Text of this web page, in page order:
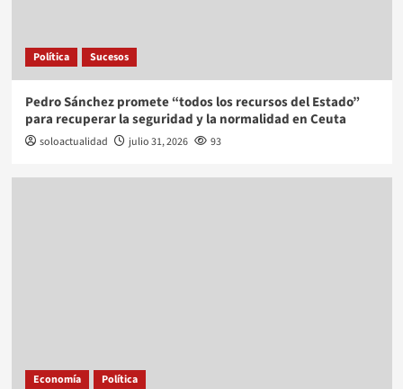
Política Sucesos
Pedro Sánchez promete “todos los recursos del Estado”
para recuperar la seguridad y la normalidad en Ceuta
soloactualidad julio 31, 2026 93
Economía Política